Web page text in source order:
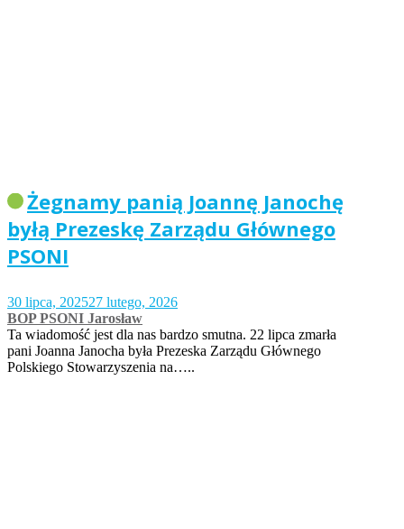
Żegnamy panią Joannę Janochę
byłą Prezeskę Zarządu Głównego
PSONI
30 lipca, 202527 lutego, 2026
BOP PSONI Jarosław
Ta wiadomość jest dla nas bardzo smutna. 22 lipca zmarła
pani Joanna Janocha była Prezeska Zarządu Głównego
Polskiego Stowarzyszenia na…..